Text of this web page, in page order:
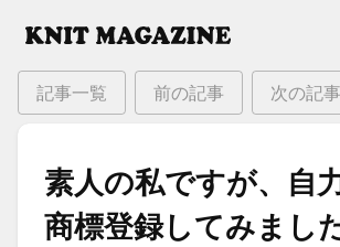
記事一覧 前の記事 次の記事
素人の​私ですが、​自
商標登録してみました